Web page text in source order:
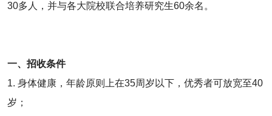
30多人，并与各大院校联合培养研究生60余名。
一、招收条件
1. 身体健康，年龄原则上在35周岁以下，优秀者可放宽至40
岁；